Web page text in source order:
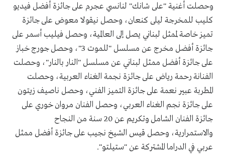
وحصلت أغنية "على شانك" لنانسي عجرم على جائزة أفضل فيديو
كليب للمخرجة ليلى كنعان، وحصل نيقولا معوض على جائزة
تميز خاصة لممثل لبناني يصل إلى العالمية، وحصل فيليب أسمر على
جائزة أفضل مخرج عن مسلسل "للموت 3"، وحصل جورج خباز
على جائزة أفضل ممثل لبناني عن مسلسل "النار بالنار"، وحصلت
الفنانة رحمة رياض على جائزة نجمة الغناء العربية، وحصلت
المطربة عبير نعمة على جائزة التميز الفني، وحصل ناصيف زيتون
على جائزة نجم الغناء العربي، وحصل الفنان مروان خوري على
جائزة الفنان الشامل وتكريم عن 20 سنة من النجاح
والاستمرارية، وحصل قيس الشيخ نجيب على جائزة أفضل ممثل
عربي في الدراما المشتركة عن "ستيلتو".